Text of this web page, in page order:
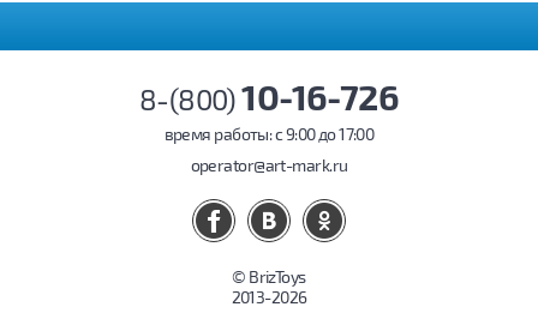
8-(800)10-16-726
время работы: c 9:00 до 17:00
operator@art-mark.ru
© BrizToys
2013-2026